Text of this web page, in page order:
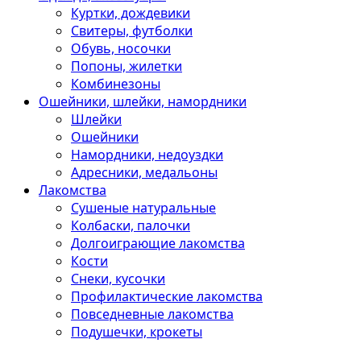
Куртки, дождевики
Свитеры, футболки
Обувь, носочки
Попоны, жилетки
Комбинезоны
Ошейники, шлейки, намордники
Шлейки
Ошейники
Намордники, недоуздки
Адресники, медальоны
Лакомства
Сушеные натуральные
Колбаски, палочки
Долгоиграющие лакомства
Кости
Снеки, кусочки
Профилактические лакомства
Повседневные лакомства
Подушечки, крокеты